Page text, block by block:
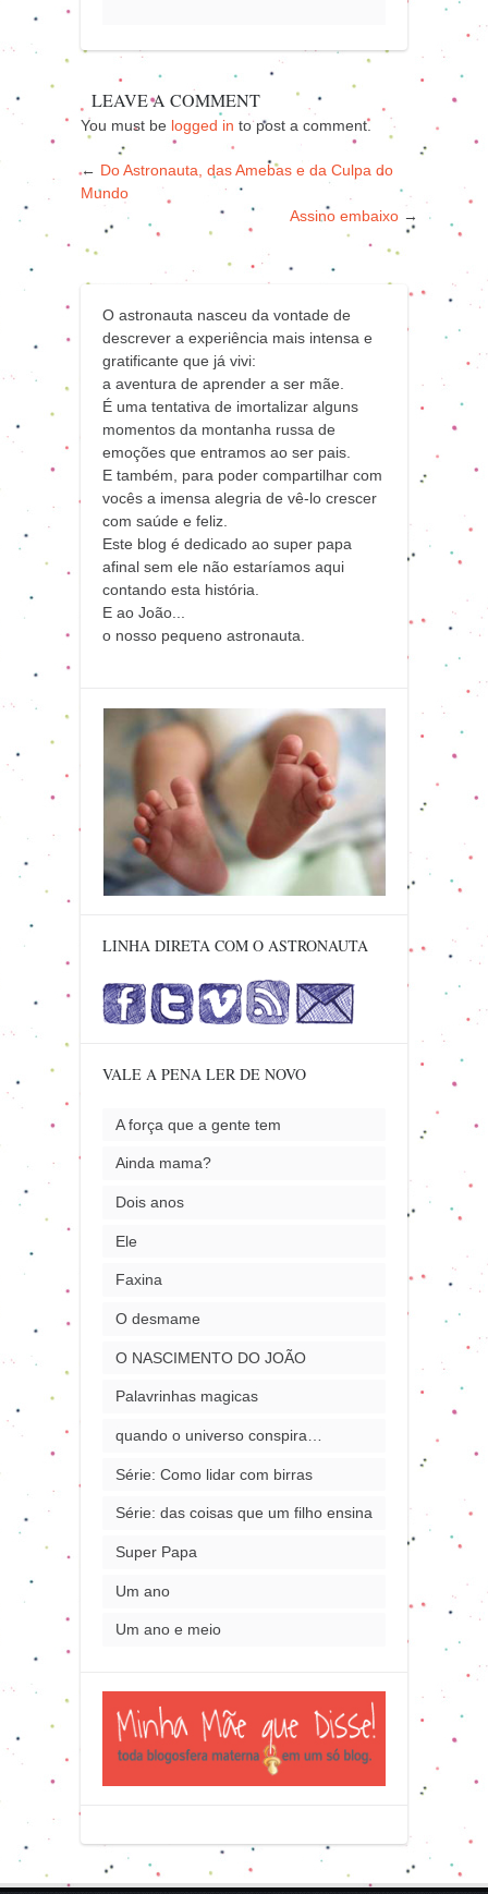
LEAVE A COMMENT
You must be logged in to post a comment.
← Do Astronauta, das Amebas e da Culpa do
Mundo
Assino embaixo →
O astronauta nasceu da vontade de
descrever a experiência mais intensa e
gratificante que já vivi:
a aventura de aprender a ser mãe.
É uma tentativa de imortalizar alguns
momentos da montanha russa de
emoções que entramos ao ser pais.
E também, para poder compartilhar com
vocês a imensa alegria de vê-lo crescer
com saúde e feliz.
Este blog é dedicado ao super papa
afinal sem ele não estaríamos aqui
contando esta história.
E ao João...
o nosso pequeno astronauta.
LINHA DIRETA COM O ASTRONAUTA
VALE A PENA LER DE NOVO
A força que a gente tem
Ainda mama?
Dois anos
Ele
Faxina
O desmame
O NASCIMENTO DO JOÃO
Palavrinhas magicas
quando o universo conspira…
Série: Como lidar com birras
Série: das coisas que um filho ensina
Super Papa
Um ano
Um ano e meio